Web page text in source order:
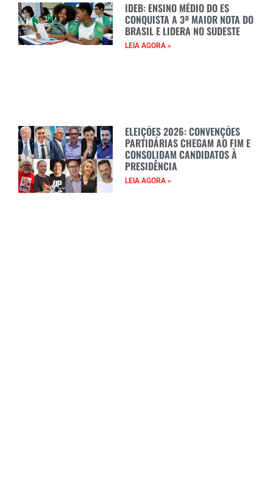
IDEB: ENSINO MÉDIO DO ES
CONQUISTA A 3ª MAIOR NOTA DO
BRASIL E LIDERA NO SUDESTE
LEIA AGORA »
ELEIÇÕES 2026: CONVENÇÕES
PARTIDÁRIAS CHEGAM AO FIM E
CONSOLIDAM CANDIDATOS À
PRESIDÊNCIA
LEIA AGORA »